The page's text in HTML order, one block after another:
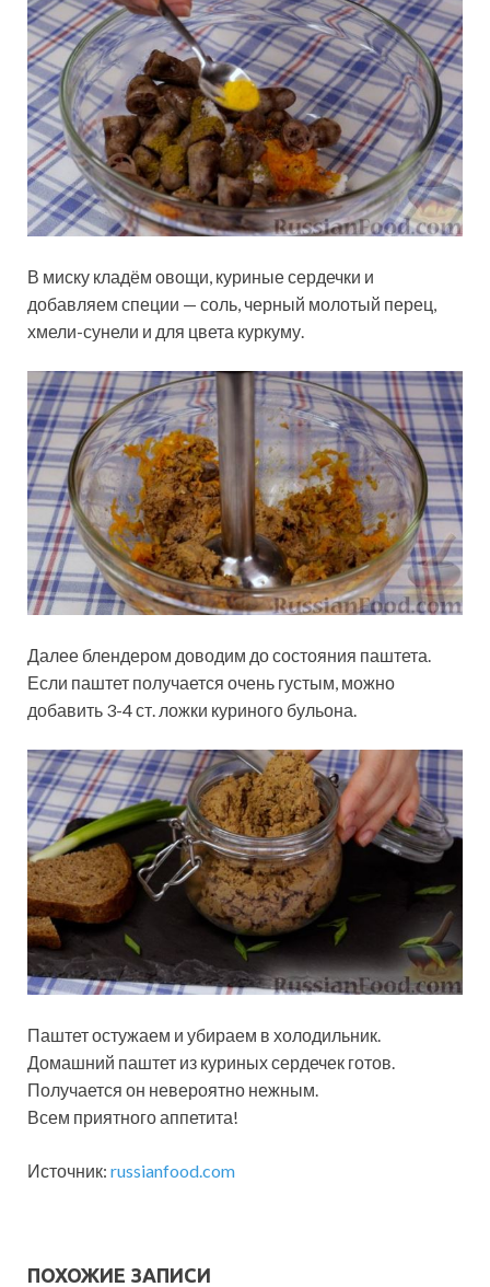
В миску кладём овощи, куриные сердечки и
добавляем специи — соль, черный молотый перец,
хмели-сунели и для цвета куркуму.
Далее блендером доводим до состояния паштета.
Если паштет получается очень густым, можно
добавить 3-4 ст. ложки куриного бульона.
Паштет остужаем и убираем в холодильник.
Домашний паштет из куриных сердечек готов.
Получается он невероятно нежным.
Всем приятного аппетита!
Источник: russianfood.com
ПОХОЖИЕ ЗАПИСИ